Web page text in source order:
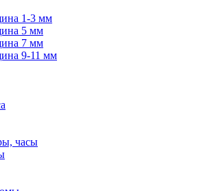
1-3 мм
5 мм
7 мм
9-11 мм
часы